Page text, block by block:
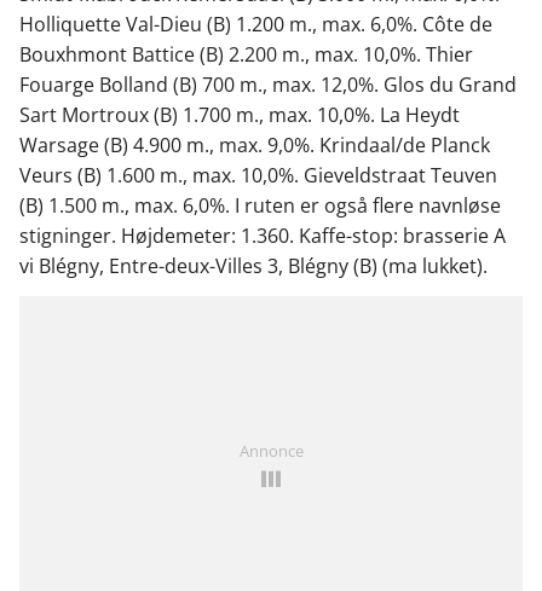
Holliquette Val-Dieu (B) 1.200 m., max. 6,0%. Côte de
Bouxhmont Battice (B) 2.200 m., max. 10,0%. Thier
Fouarge Bolland (B) 700 m., max. 12,0%. Glos du Grand
Sart Mortroux (B) 1.700 m., max. 10,0%. La Heydt
Warsage (B) 4.900 m., max. 9,0%. Krindaal/de Planck
Veurs (B) 1.600 m., max. 10,0%. Gieveldstraat Teuven
(B) 1.500 m., max. 6,0%. I ruten er også flere navnløse
stigninger. Højdemeter: 1.360. Kaffe-stop: brasserie A
vi Blégny, Entre-deux-Villes 3, Blégny (B) (ma lukket).
Annonce